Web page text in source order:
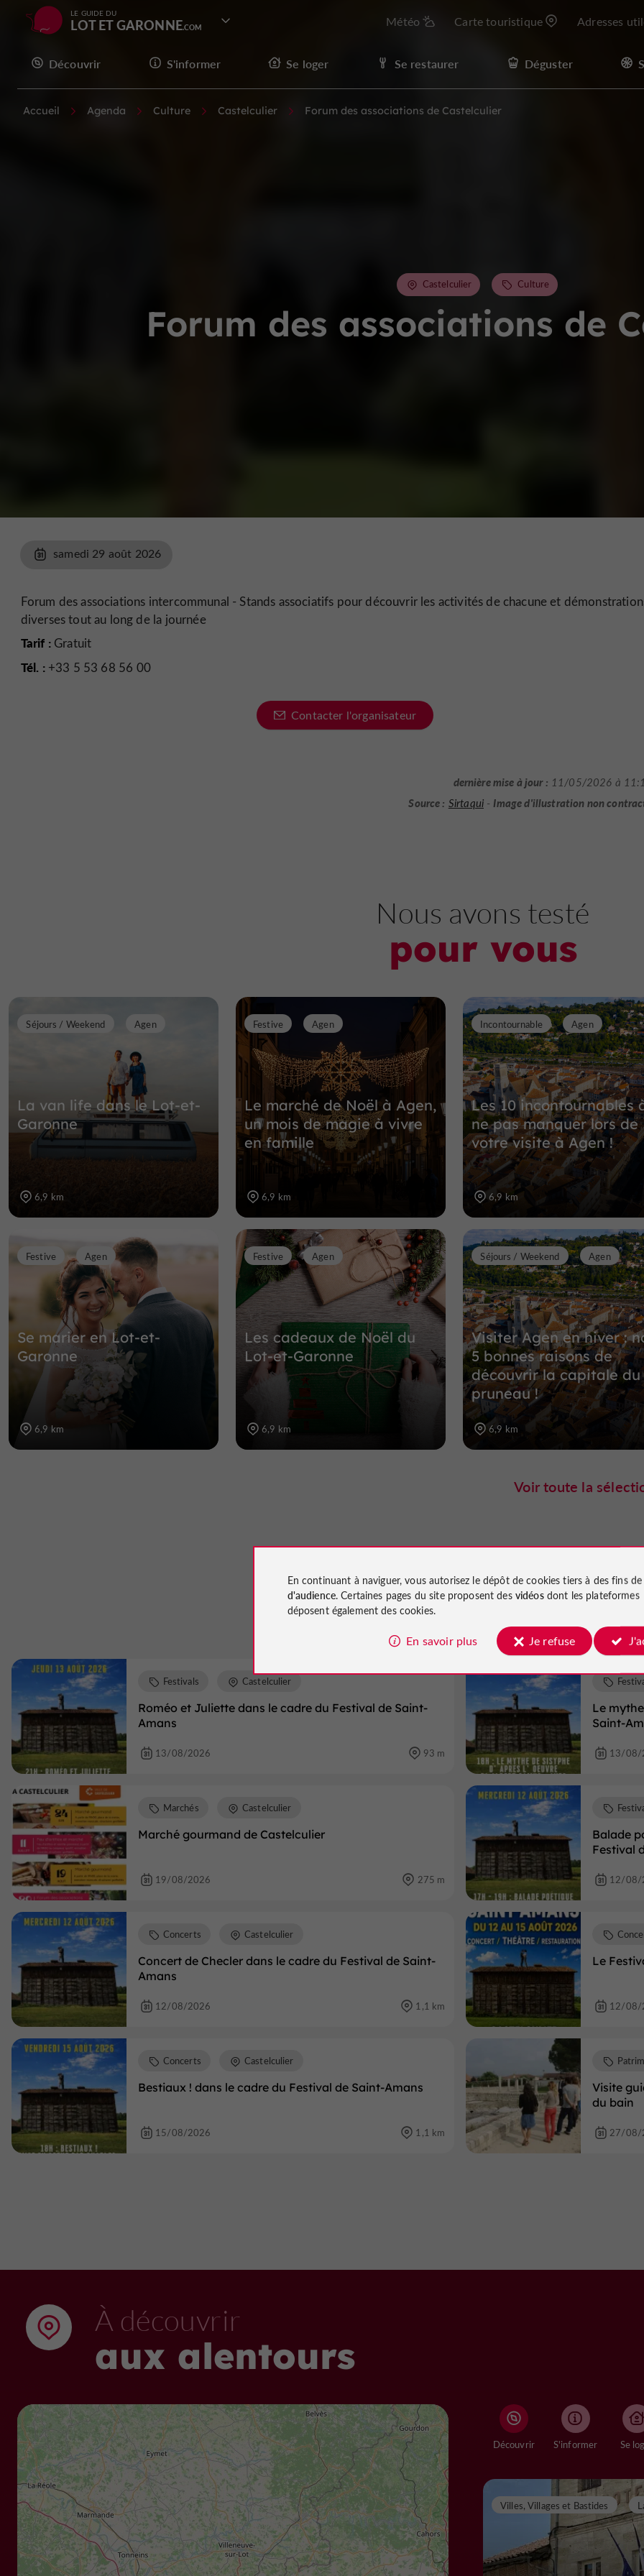
LE GUIDE DU
LOT ET GARONNE Météo Carte touristique Adresses
Découvrir S'informer Se loger Se restaurer Déguster
Accueil Agenda Culture Castelculier Forum des associations de Castelculier
Forum des associations de
Castelculier Culture
samedi 29 août 2026
Forum des associations intercommunal - Stands associatifs pour découvrir les activités de chacune et
diverses tout au long de la journée
Tarif :Gratuit
Tél. :+33 5 53 68 56 00
Contacter l'organisateur
dernière mise à jour : 11/05/2026 à
Source : Sirtaqui-Image d'illustration non
Nous avons testé
pour vous
La van life dans le Lot-et-
Garonne
Séjours / Weekend Agen
6,9 km
Le marché de Noël à Agen,
un mois de magie à vivre
en famille
Festive Agen
6,9 km
Les 10 incontournables
ne pas manquer lors de
votre visite à Agen !
Incontournable Agen
6,9 km
Se marier en Lot-et-
Garonne
Festive Agen
6,9 km
Les cadeaux de Noël du
Lot-et-Garonne
Festive Agen
6,9 km
Visiter Agen en hiver :
5 bonnes raisons de
découvrir la capitale du
pruneau !
Séjours / Weekend Agen
6,9 km
Voir toute la
Évènements
à proximité
Roméo et Juliette dans le cadre du Festival de Saint-
Amans
Festivals Castelculier
13/08/2026 93 m
Le
Saint-
13/08/
Marché gourmand de Castelculier
Marchés Castelculier
19/08/2026 275 m
Balade
Festival
12/08/
Concert de Checler dans le cadre du Festival de Saint-
Amans
Concerts Castelculier
12/08/2026 1,1 km
Le
12/08/
Bestiaux ! dans le cadre du Festival de Saint-Amans
Concerts Castelculier
15/08/2026 1,1 km
Visite
du bain
27/08/
À découvrir
aux alentours
Découvrir S'informer Se
Villes, Villages et Bastides
En continuant à naviguer, vous autorisez le dépôt de cookies tiers à des fins
d'audience. Certaines pages du site proposent des vidéosdont les plateformes
déposent également des cookies.
En savoir plus Je refuse